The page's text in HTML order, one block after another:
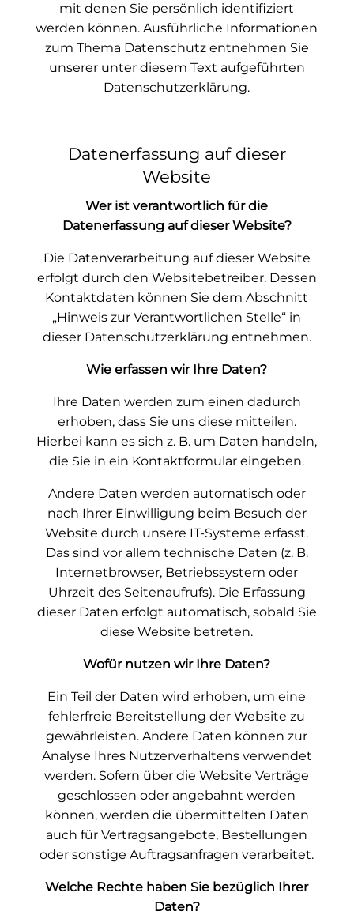
mit denen Sie persönlich identifiziert
werden können. Ausführliche Informationen
zum Thema Datenschutz entnehmen Sie
unserer unter diesem Text aufgeführten
Datenschutzerklärung.
Datenerfassung auf dieser
Website
Wer ist verantwortlich für die
Datenerfassung auf dieser Website?
Die Datenverarbeitung auf dieser Website
erfolgt durch den Websitebetreiber. Dessen
Kontaktdaten können Sie dem Abschnitt
„Hinweis zur Verantwortlichen Stelle“ in
dieser Datenschutzerklärung entnehmen.
Wie erfassen wir Ihre Daten?
Ihre Daten werden zum einen dadurch
erhoben, dass Sie uns diese mitteilen.
Hierbei kann es sich z. B. um Daten handeln,
die Sie in ein Kontaktformular eingeben.
Andere Daten werden automatisch oder
nach Ihrer Einwilligung beim Besuch der
Website durch unsere IT-Systeme erfasst.
Das sind vor allem technische Daten (z. B.
Internetbrowser, Betriebssystem oder
Uhrzeit des Seitenaufrufs). Die Erfassung
dieser Daten erfolgt automatisch, sobald Sie
diese Website betreten.
Wofür nutzen wir Ihre Daten?
Ein Teil der Daten wird erhoben, um eine
fehlerfreie Bereitstellung der Website zu
gewährleisten. Andere Daten können zur
Analyse Ihres Nutzerverhaltens verwendet
werden. Sofern über die Website Verträge
geschlossen oder angebahnt werden
können, werden die übermittelten Daten
auch für Vertragsangebote, Bestellungen
oder sonstige Auftragsanfragen verarbeitet.
Welche Rechte haben Sie bezüglich Ihrer
Daten?